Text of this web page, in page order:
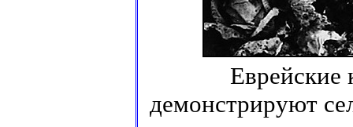
Еврейские
демонстрируют